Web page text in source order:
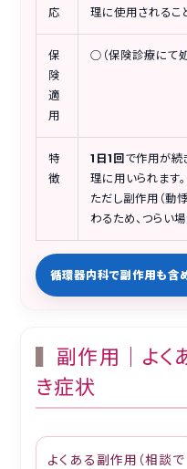
応
理に使用されるこ
保
険
適
用
○（保険診療にて
特
徴
1日1回で作用が続
理に用いられます。
ただし副作用（動
わるため、つらい
循環器内科で副作用も含
副作用｜よく
き症状
よくある副作用（相談で